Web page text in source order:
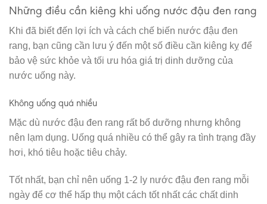
Những điều cần kiêng khi uống nước đậu đen rang
Khi đã biết đến lợi ích và cách chế biến nước đậu đen
rang, bạn cũng cần lưu ý đến một số điều cần kiêng kỵ để
bảo vệ sức khỏe và tối ưu hóa giá trị dinh dưỡng của
nước uống này.
Không uống quá nhiều
Mặc dù nước đậu đen rang rất bổ dưỡng nhưng không
nên lạm dụng. Uống quá nhiều có thể gây ra tình trạng đầy
hơi, khó tiêu hoặc tiêu chảy.
Tốt nhất, bạn chỉ nên uống 1-2 ly nước đậu đen rang mỗi
ngày để cơ thể hấp thụ một cách tốt nhất các chất dinh